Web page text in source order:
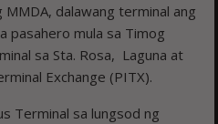
MMDA, dalawang terminal ang
pasahero mula sa Timog
sa Sta. Rosa, Laguna at
Exchange (PITX).
Terminal sa lungsod ng